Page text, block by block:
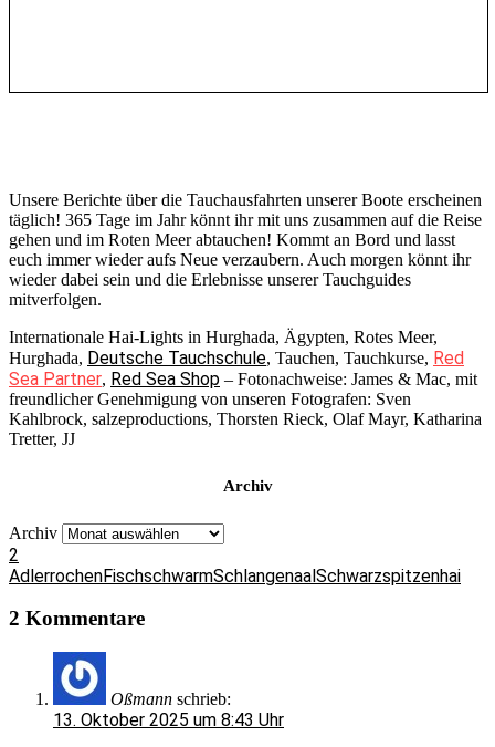
Unsere Berichte über die Tauchausfahrten unserer Boote erscheinen
täglich! 365 Tage im Jahr könnt ihr mit uns zusammen auf die Reise
gehen und im Roten Meer abtauchen! Kommt an Bord und lasst
euch immer wieder aufs Neue verzaubern. Auch morgen könnt ihr
wieder dabei sein und die Erlebnisse unserer Tauchguides
mitverfolgen.
Internationale Hai-Lights in Hurghada, Ägypten, Rotes Meer,
Hurghada, Deutsche Tauchschule, Tauchen, Tauchkurse, Red
Sea Partner, Red Sea Shop – Fotonachweise: James & Mac, mit
freundlicher Genehmigung von unseren Fotografen: Sven
Kahlbrock, salzeproductions, Thorsten Rieck, Olaf Mayr, Katharina
Tretter, JJ
Archiv
Archiv
2
AdlerrochenFischschwarmSchlangenaalSchwarzspitzenhai
2 Kommentare
Oßmann schrieb:
13. Oktober 2025 um 8:43 Uhr